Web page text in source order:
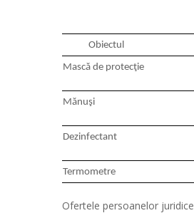
Obiectul
Mască de protecţie
Mănuşi
Dezinfectant
Termometre
Ofertele persoanelor